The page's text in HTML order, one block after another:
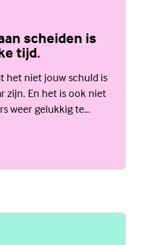
scheiden is
tijd.
het niet jouw schuld is
zijn. En het is ook niet
weer gelukkig te
van het NJi.
scheiden is dat een moeilijke